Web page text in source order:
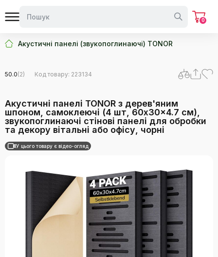
0
Акустичні панелі (звукопоглинаючі) TONOR
50.0(2) Код товару: 223134
Акустичні панелі TONOR з дерев'яним
шпоном, самоклеючі (4 шт, 60x30x4.7 см),
звукопоглинаючі стінові панелі для обробки
та декору вітальні або офісу, чорні
У цього товару є відео-огляд